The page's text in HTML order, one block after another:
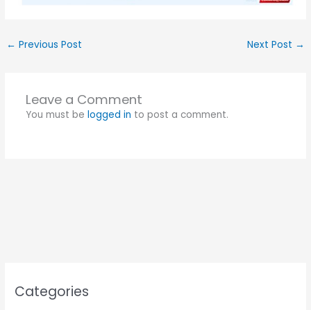
← Previous Post Next Post →
Leave a Comment
You must be logged in to post a comment.
Categories